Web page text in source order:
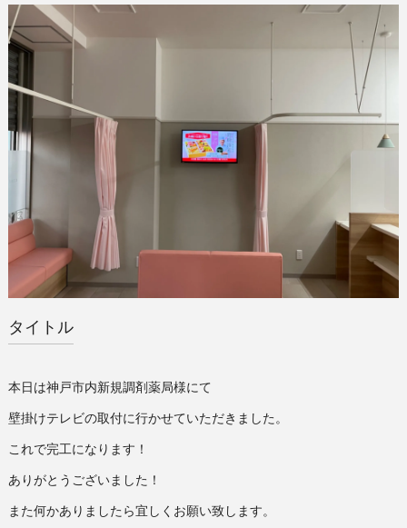
タイトル
本日は神戸市内新規調剤薬局様にて
壁掛けテレビの取付に行かせていただきました。
これで完工になります！
ありがとうございました！
また何かありましたら宜しくお願い致します。